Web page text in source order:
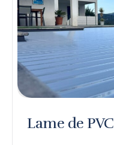
Lame de PVC